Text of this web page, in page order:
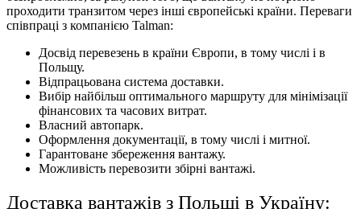
проходити транзитом через інші європейські країни. Переваги
співпраці з компанією Talman:
Досвід перевезень в країни Європи, в тому числі і в
Польщу.
Відпрацьована система доставки.
Вибір найбільш оптимального маршруту для мінімізації
фінансових та часових витрат.
Власний автопарк.
Оформлення документації, в тому числі і митної.
Гарантоване збереження вантажу.
Можливість перевозити збірні вантажі.
Доставка вантажів з Польщі в Україну: